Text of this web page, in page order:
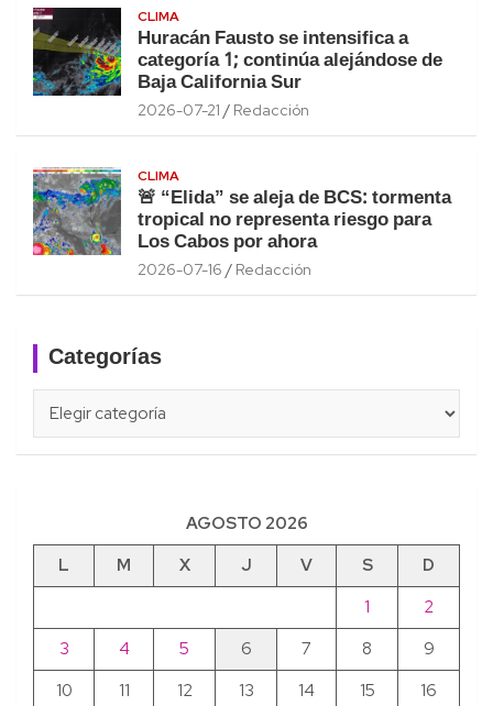
CLIMA
Huracán Fausto se intensifica a
categoría 1; continúa alejándose de
Baja California Sur
2026-07-21 Redacción
CLIMA
🚨 “Elida” se aleja de BCS: tormenta
tropical no representa riesgo para
Los Cabos por ahora
2026-07-16 Redacción
Categorías
AGOSTO 2026
L
M X J V S
D
1
2
3
4 5 6 7 8
9
10
11 12 13 14 15 16